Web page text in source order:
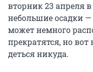
вторник 23 апреля
небольшие осадки
может немного
прекратятся, но
деться никуда.